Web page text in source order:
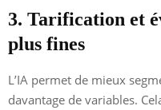
3. Tarification et
plus fines
L’IA permet de mieux
davantage de variables.